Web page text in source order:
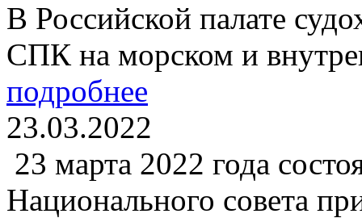
В Российской палате
СПК на морском и
подробнее
23.03.2022
23 марта 2022 года
Национального совета